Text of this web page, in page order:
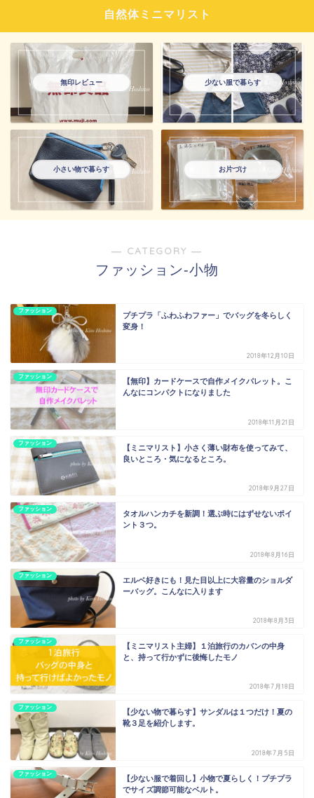
自然体ミニマリスト
無印レビュー 少ない服で暮らす
小さい物で暮らす お片づけ
― CATEGORY ―
ファッション-小物
ファッション
プチプラ「ふわふわファー」でバッグを冬らしく
変身！
2018年12月10日
ファッション
【無印】カードケースで自作メイクパレット。こ
んなにコンパクトになりました
2018年11月21日
ファッション
【ミニマリスト】小さく薄い財布を使ってみて、
良いところ・気になるところ。
2018年9月27日
ファッション
タオルハンカチを新調！選ぶ時にはずせないポイ
ント３つ。
2018年8月16日
ファッション
エルベ好きにも！見た目以上に大容量のショルダ
ーバッグ。こんなに入ります
2018年8月3日
ファッション
【ミニマリスト主婦】１泊旅行のカバンの中身
と、持って行かずに後悔したモノ
2018年7月18日
ファッション
【少ない物で暮らす】サンダルは１つだけ！夏の
靴３足を紹介します。
2018年7月5日
ファッション
【少ない服で着回し】小物で夏らしく！プチプラ
でサイズ調節可能なベルト。